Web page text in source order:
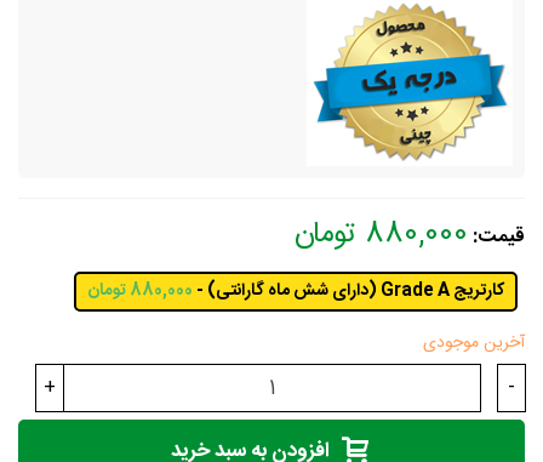
قیمت: 880,000 تومان
کارتریج Grade A (دارای شش ماه گارانتی) -
880,000 تومان
آخرین موجودی
-
+
افزودن به سبد خرید